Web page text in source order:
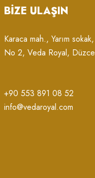
BIZE ULAŞIN
Karaca mah., Yarım sokak,
No 2, Veda Royal, Düzce
+90 553 891 08 52
info@vedaroyal.com